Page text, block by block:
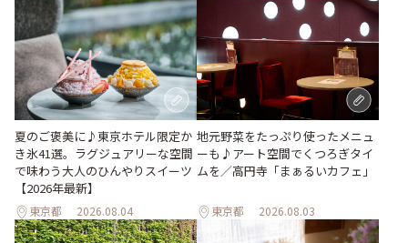
夏のご褒美に♪東京ホテル限定か
き氷41選。ラグジュアリーな空間
で味わう大人のひんやりスイーツ
【2026年最新】
東京都 2026.08.04
地元野菜をたっぷり使ったメニュ
ーも♪アート空間でくつろぎタイ
ムを／高円寺「まぁるいカフェ」
東京都 2026.08.03